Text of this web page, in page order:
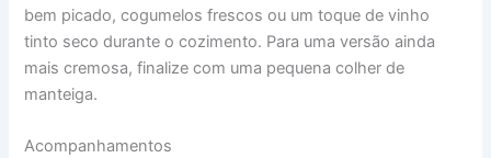
bem picado, cogumelos frescos ou um toque de vinho
tinto seco durante o cozimento. Para uma versão ainda
mais cremosa, finalize com uma pequena colher de
manteiga.
Acompanhamentos